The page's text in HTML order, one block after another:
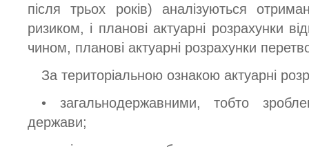
після трьох років) аналізуються
ризиком, і планові актуарні розрахунки
чином, планові актуарні розрахунки
За територіальною ознакою актуарні
• загальнодержавними, тобто
держави;